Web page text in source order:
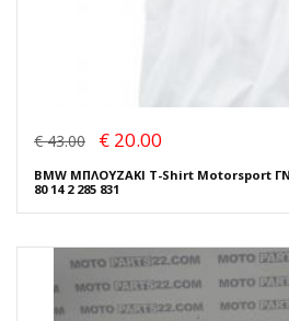
€ 43.00 € 20.00
BMW ΜΠΛΟΥΖΑΚΙ T-Shirt Motorsport
80 14 2 285 831